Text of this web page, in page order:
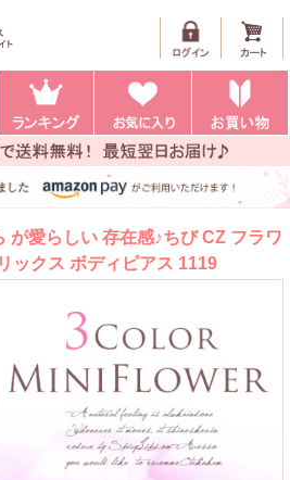
が愛らしい 存在感♪ちび CZ フラワ
ックス ボディピアス 1119